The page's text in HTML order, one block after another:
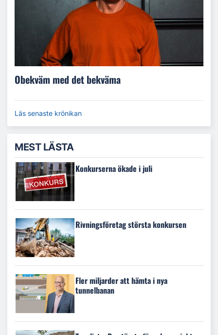
Obekväm med det bekväma
Läs senaste krönikan
MEST LÄSTA
Konkurserna ökade i juli
Rivningsföretag största konkursen
Fler miljarder att hämta i nya
tunnelbanan